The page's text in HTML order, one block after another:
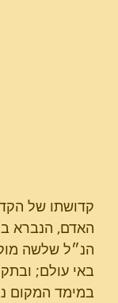
האדם, הנברא
הנ״ל שלשה
באי עולם;
במימד המקום